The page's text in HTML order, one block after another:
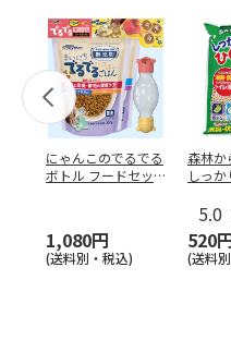
にゃんこのでるでる
ボトル フードセッ
1,080円
(送料別・税込)
森林か
しっ
5.0
520
(送料